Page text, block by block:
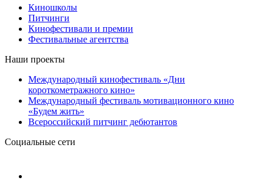
Киношколы
Питчинги
Кинофестивали и премии
Фестивальные агентства
Наши проекты
Международный кинофестиваль «Дни
короткометражного кино»
Международный фестиваль мотивационного кино
«Будем жить»
Всероссийский питчинг дебютантов
Социальные сети